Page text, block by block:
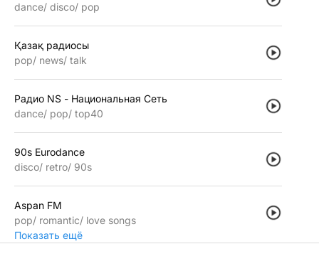
dance disco pop
Қазақ радиосы
pop
news talk
Радио NS - Национальная Сеть
dance pop top40
90s Eurodance
disco retro 90s
Aspan FM
pop
romantic
love songs
Показать ещё